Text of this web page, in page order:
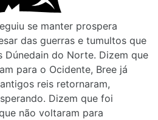
se manter prospera
das guerras e tumultos que
Dúnedain do Norte. Dizem que
para o Ocidente, Bree já
reis retornaram,
Dizem que foi
não voltaram para